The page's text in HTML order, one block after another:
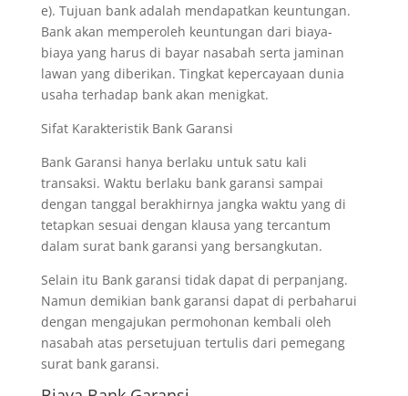
e). Tujuan bank adalah mendapatkan keuntungan.
Bank akan memperoleh keuntungan dari biaya-
biaya yang harus di bayar nasabah serta jaminan
lawan yang diberikan. Tingkat kepercayaan dunia
usaha terhadap bank akan menigkat.
Sifat Karakteristik Bank Garansi
Bank Garansi hanya berlaku untuk satu kali
transaksi. Waktu berlaku bank garansi sampai
dengan tanggal berakhirnya jangka waktu yang di
tetapkan sesuai dengan klausa yang tercantum
dalam surat bank garansi yang bersangkutan.
Selain itu Bank garansi tidak dapat di perpanjang.
Namun demikian bank garansi dapat di perbaharui
dengan mengajukan permohonan kembali oleh
nasabah atas persetujuan tertulis dari pemegang
surat bank garansi.